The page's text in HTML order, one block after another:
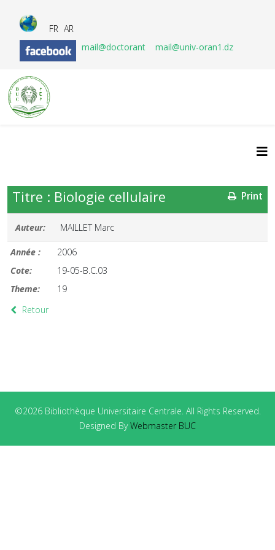
FR AR
mail@doctorant
mail@univ-oran1.dz
Print
Titre : Biologie cellulaire
Auteur: MAILLET Marc
Année :
2006
Cote:
19-05-B.C.03
Theme:
19
Retour
©2026 Bibliothèque Universitaire Centrale. All Rights Reserved.
Designed ByWebmaster BUC